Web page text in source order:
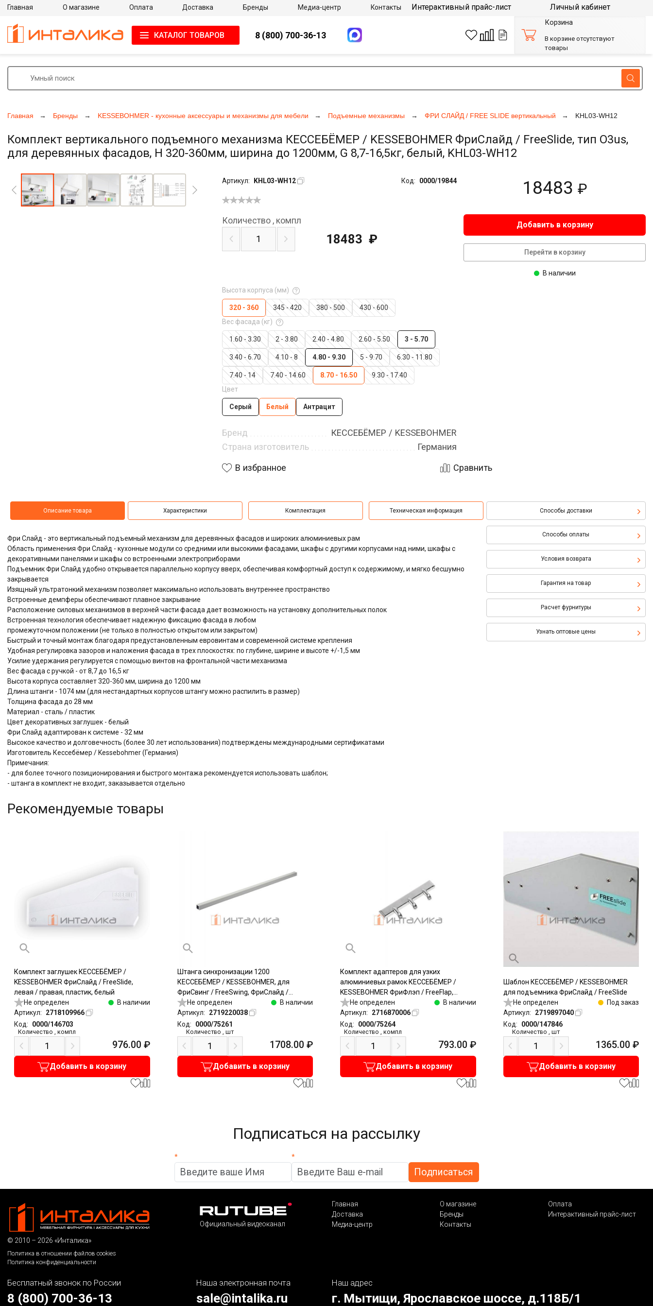
Главная Бренды KESSEBOHMER - кухонные аксессуары и механизмы для мебели Подъемные механизмы ФРИ СЛАЙД / FREE SLIDE вертикальный KHL03-WH12
Комплект вертикального подъемного механизма КЕССЕБЁМЕР / KESSEBOHMER ФриСлайд / FreeSlide, тип O3us,
для деревянных фасадов, H 320-360мм, ширина до 1200мм, G 8,7-16,5кг, белый, KHL03-WH12
Артикул: KHL03-WH12 Код: 0000/19844 18483 ₽
Высота корпуса (мм)
320 - 360 345 - 420 380 - 500
430 - 600
Вес фасада (кг)
1.60 - 3.30 2 - 3.80 2.40 - 4.80 2.60 - 5.50 3 - 5.70
3.40 - 6.70 4.10 - 8 4.80 - 9.30 5 - 9.70 6.30 - 11.80
7.40 - 14 7.40 - 14.60 8.70 - 16.50
9.30 - 17.40
Цвет
Серый Белый Антрацит
Бренд
КЕССЕБЁМЕР / KESSEBOHMER
Страна изготовитель
Германия
Количество , компл
18483 ₽
Добавить в корзину
Перейти в корзину
В наличии
В избранное Сравнить
Описание товара Характеристики Комплектация Техническая информация Способы доставки
Способы оплаты
Условия возврата
Гарантия на товар
Расчет фурнитуры
Узнать оптовые цены
Фри Слайд - это вертикальный подъемный механизм для деревянных фасадов и широких алюминиевых рам
Область применения Фри Слайд - кухонные модули со средними или высокими фасадами, шкафы с другими корпусами над ними, шкафы с
декоративными панелями и шкафы со встроенными электроприборами
Подъемник Фри Слайд удобно открывается параллельно корпусу вверх, обеспечивая комфортный доступ к содержимому, и мягко бесшумно
закрывается
Изящный ультратонкий механизм позволяет максимально использовать внутреннее пространство
Встроенные демпферы обеспечивают плавное закрывание
Расположение силовых механизмов в верхней части фасада дает возможность на установку дополнительных полок
Встроенная технология обеспечивает надежную фиксацию фасада в любом
промежуточном положении (не только в полностью открытом или закрытом)
Быстрый и точный монтаж благодаря предустановленным евровинтам и современной системе крепления
Удобная регулировка зазоров и наложения фасада в трех плоскостях: по глубине, ширине и высоте +/-1,5 мм
Усилие удержания регулируется с помощью винтов на фронтальной части механизма
Вес фасада с ручкой - от 8,7 до 16,5 кг
Высота корпуса составляет 320-360 мм, ширина до 1200 мм
Длина штанги - 1074 мм (для нестандартных корпусов штангу можно распилить в размер)
Толщина фасада до 28 мм
Материал - сталь / пластик
Цвет декоративных заглушек - белый
Фри Слайд адаптирован к системе - 32 мм
Высокое качество и долговечность (более 30 лет использования) подтверждены международными сертификатами
Изготовитель Кессебёмер / Kessebohmer (Германия)
Примечания:
- для более точного позиционирования и быстрого монтажа рекомендуется использовать шаблон;
- штанга в комплект не входит, заказывается отдельно
Рекомендуемые товары
Комплект заглушек КЕССЕБЁМЕР /
KESSEBOHMER ФриСлайд / FreeSlide,
левая / правая, пластик, белый
Не определен
В наличии
Артикул:
2718109966
Код:
0000/146703
Количество ,компл
976.00 ₽
Добавить в корзину
Штанга синхронизации 1200
КЕССЕБЁМЕР / KESSEBOHMER, для
ФриСвинг / FreeSwing, ФриСлайд /
FreeSlide, алюминий
Не определен
В наличии
Артикул:
2719220038
Код:
0000/75261
Количество ,шт
1708.00 ₽
Добавить в корзину
Комплект адаптеров для узких
алюминиевых рамок КЕССЕБЁМЕР /
KESSEBOHMER ФриФлэп / FreeFlap,
ФриСвинг / FreeSwing, ФриСлайд /
FreeSlide, 20мм, никель
Не определен
В наличии
Артикул:
2716870006
Код:
0000/75264
Количество ,компл
793.00 ₽
Добавить в корзину
Шаблон КЕССЕБЁМЕР / KESSEBOHMER
для подъемника ФриСлайд / FreeSlide
Не определен
Под заказ
Артикул:
2719897040
Код:
0000/147846
Количество ,шт
1365.00 ₽
Добавить в корзину
Главная О магазине Оплата Доставка Бренды Медиа-центр Контакты Интерактивный прайс-лист Личный кабинет
КАТАЛОГ ТОВАРОВ 8 (800) 700-36-13
Корзина
В корзине отсутствуют
товары
Подписаться на рассылку
* *
© 2010 – 2026 «Инталика»
Политика в отношении файлов cookies
Политика конфиденциальности
Официальный видеоканал
Главная О магазине
Оплата
Доставка
Бренды
Интерактивный прайс-лист
Медиа-центр
Контакты
Бесплатный звонок по России
8 (800) 700-36-13
Наша электронная почта
sale@intalika.ru
Наш адрес
г. Мытищи, Ярославское шоссе, д.118Б/1